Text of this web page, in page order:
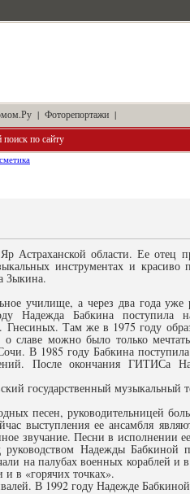
| Фоторепортажи |
по сайту
Астраханской области. Ее отец
инструментах и красиво
Зыкина.
училище, а через два года уже
Надежда Бабкина поступила на
Гнесиных. Там же в 1975 году
славе можно было только
В 1985 году Бабкина
После окончания ГИТИСа
государственный музыкальный
песен, руководительницей
выступления ее ансамбля
звучание. Песни в исполнении
Надежды Бабкиной
на палубах военных кораблей и
в «горячих точках».
В 1992 году Надежде